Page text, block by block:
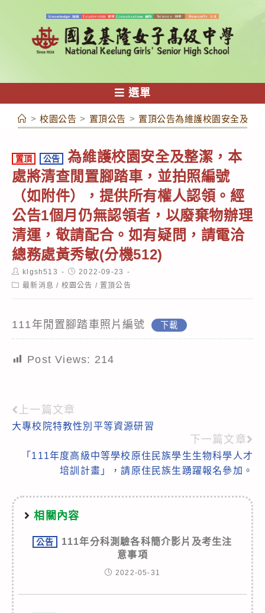
容
選單
> 校園公告 > 置頂公告 > 置頂公告為維護校園安全及整
置頂 公告
為維護校園安全及整潔，本
處將清查閒置腳踏車，並拍照編號
（如附件），提供所有權人認領。經
公告1個月仍無認領者，以廢棄物辦理
清運，敬請配合。如有疑問，請電洽
總務處黃秀敏(分機512)
Post
author:
klgsh513
Post
published:
2022-09-23
Post最新消息 / 校園公告 / 置頂公告
111年閒置腳踏車照片編號 下載
Post Views: 214
Read
more
articles
上一篇文章
大專校院特教性別平等資源研習
下一篇文章
「111年度高級中等學校原住民族學生生物科學人才
培訓計畫」，請原住民族生踴躍報名參加。
相關內容
公告
111年分科測驗各科簡介影片及考生注
意事項
2022-05-31